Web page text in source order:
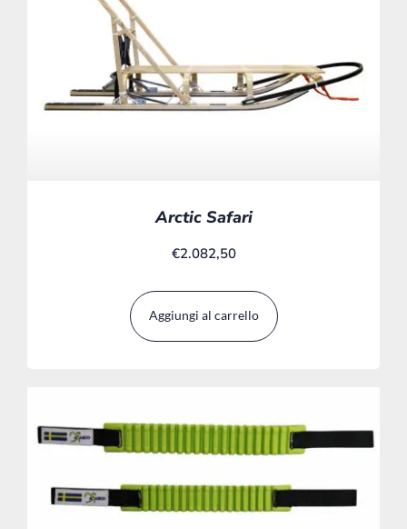
Arctic Safari
€2.082,50
Aggiungi al carrello